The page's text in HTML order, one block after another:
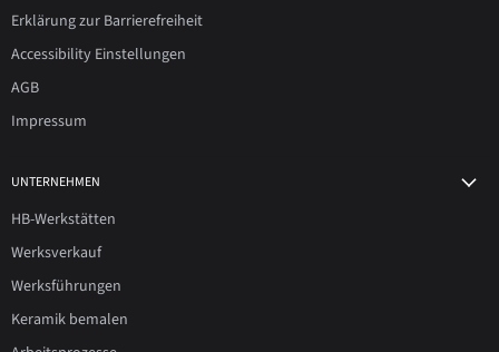
Erklärung zur Barrierefreiheit
Accessibility Einstellungen
AGB
Impressum
UNTERNEHMEN
HB-Werkstätten
Werksverkauf
Werksführungen
Keramik bemalen